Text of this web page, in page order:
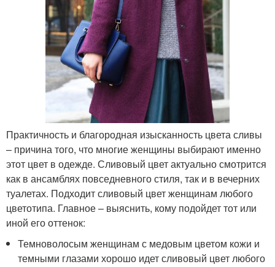
Практичность и благородная изысканность цвета сливы
– причина того, что многие женщины выбирают именно
этот цвет в одежде. Сливовый цвет актуально смотрится
как в ансамблях повседневного стиля, так и в вечерних
туалетах. Подходит сливовый цвет женщинам любого
цветотипа. Главное – выяснить, кому подойдет тот или
иной его оттенок:
Темноволосым женщинам с медовым цветом кожи и
темными глазами хорошо идет сливовый цвет любого